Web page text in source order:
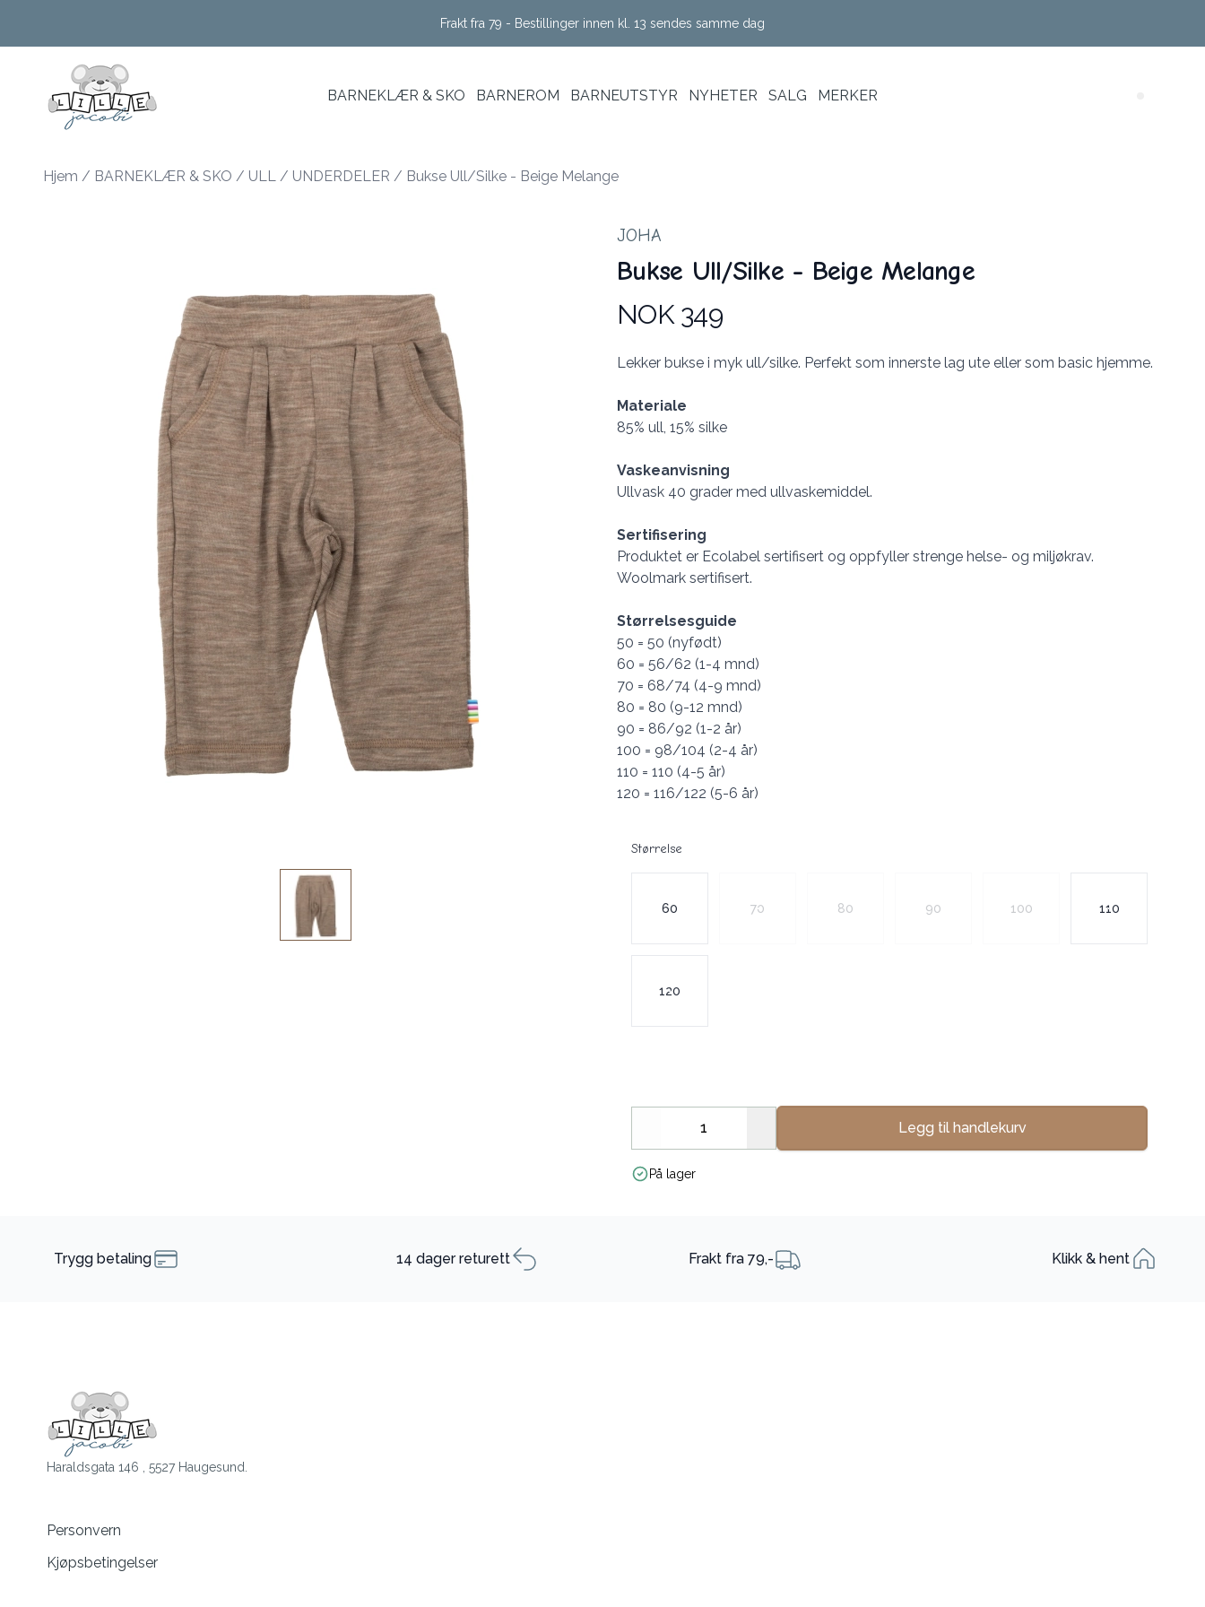
Frakt fra 79 - Bestillinger innen kl. 13 sendes samme dag
BARNEKLÆR & SKO BARNEROM BARNEUTSTYR NYHETER SALG MERKER
Hjem / BARNEKLÆR & SKO / ULL / UNDERDELER / Bukse Ull/Silke - Beige Melange
JOHA
Bukse Ull/Silke - Beige Melange
Produktdetaljer
NOK 349
Description
Lekker bukse i myk ull/silke. Perfekt som innerste lag ute eller som basic hjemme.
Materiale
85% ull, 15% silke
Vaskeanvisning
Ullvask 40 grader med ullvaskemiddel.
Sertifisering
Produktet er Ecolabel sertifisert og oppfyller strenge helse- og miljøkrav.
Woolmark sertifisert.
Størrelsesguide
50 = 50 (nyfødt)
60 = 56/62 (1-4 mnd)
70 = 68/74 (4-9 mnd)
80 = 80 (9-12 mnd)
90 = 86/92 (1-2 år)
100 = 98/104 (2-4 år)
110 = 110 (4-5 år)
120 = 116/122 (5-6 år)
Størrelse
Velg en Størrelse
60 70 80 90 100 110
120
Decrease
Legg til handlekurv
På lager
Trygg betaling 14 dager returett Frakt fra 79,- Klikk & hent
Haraldsgata 146 , 5527 Haugesund.
Personvern
Kjøpsbetingelser